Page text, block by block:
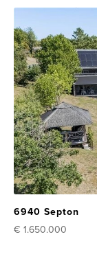
6940 Septon
€ 1.650.000